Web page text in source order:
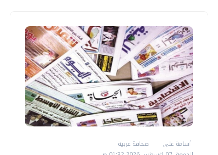
أسامة علي
صحافة عربية